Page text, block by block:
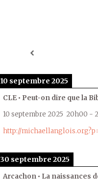
10 septembre 2025
CLE • Peut-on dire que la
10 septembre 2025 20h00 -
http://
30 septembre 2025
Arcachon • La naissances